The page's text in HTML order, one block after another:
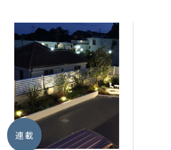
連 載